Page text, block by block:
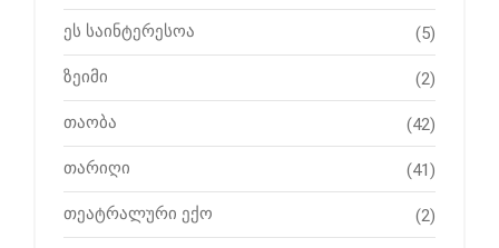
ეს საინტერესოა (5)
ზეიმი (2)
თაობა (42)
თარიღი (41)
თეატრალური ექო (2)